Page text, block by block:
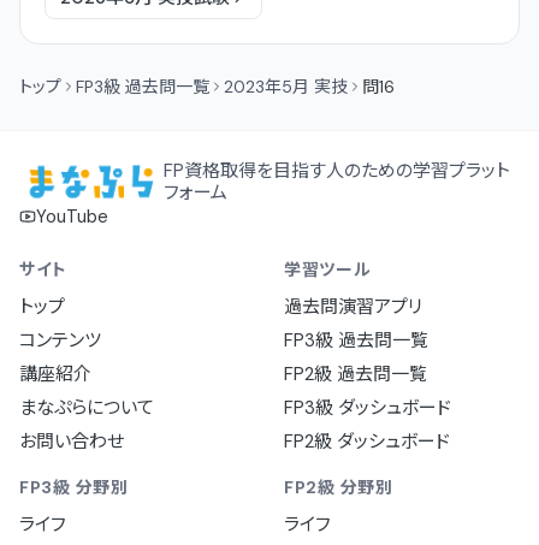
トップ FP3級 過去問一覧 2023年5月 実技 問16
FP資格取得を目指す人のための学習プラット
フォーム
YouTube
サイト
トップ
コンテンツ
講座紹介
まなぷらについて
お問い合わせ
学習ツール
過去問演習アプリ
FP3級 過去問一覧
FP2級 過去問一覧
FP3級 ダッシュボード
FP2級 ダッシュボード
FP3級 分野別
ライフ
FP2級 分野別
ライフ